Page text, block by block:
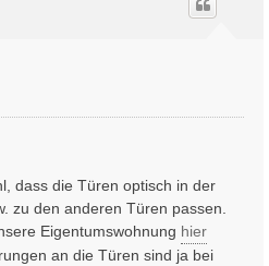
dass die Türen optisch in der
zu den anderen Türen passen.
Eigentumswohnung hier
an die Türen sind ja bei